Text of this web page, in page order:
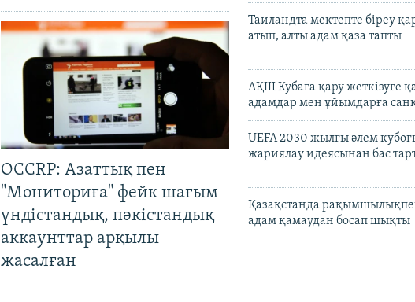
OCCRP: Азаттық пен
"Мониториға" фейк шағым
үндістандық, пәкістандық
аккаунттар арқылы
жасалған
Таиландта мектепте біреу
атып, алты адам қаза тапты
АҚШ Кубаға қару жеткізуге
адамдар мен ұйымдарға
UEFA 2030 жылғы әлем
жариялау идеясынан бас
Қазақстанда
адам қамаудан босап шықты